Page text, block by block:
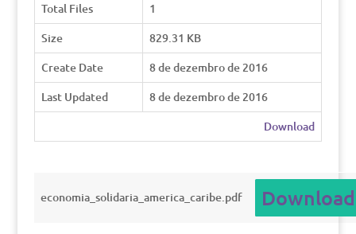
Total Files
1
Size
829.31 KB
Create Date
8 de dezembro de 2016
Last Updated
8 de dezembro de 2016
Download
economia_solidaria_america_caribe.pdf Download